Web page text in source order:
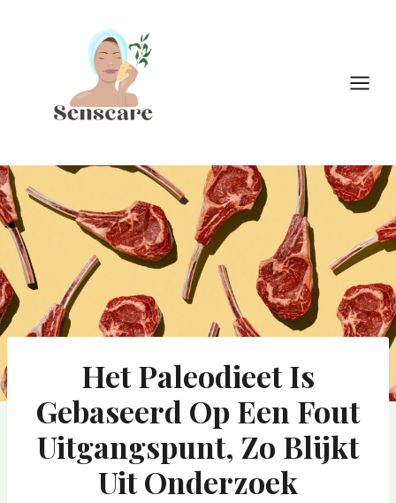
Het Paleodieet Is
Gebaseerd Op Een Fout
Uitgangspunt, Zo Blijkt
Uit Onderzoek